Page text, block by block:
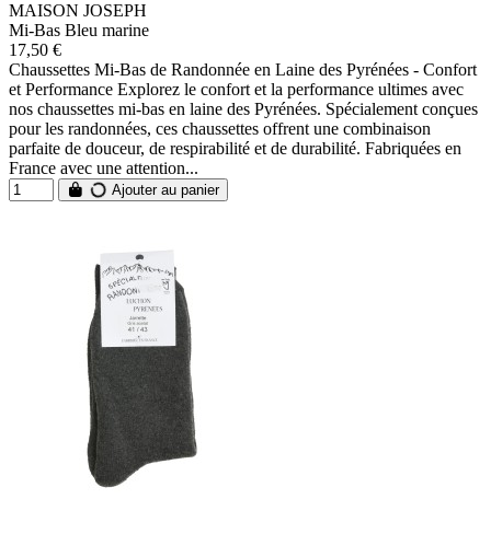
MAISON JOSEPH
Mi-Bas Bleu marine
17,50 €
Chaussettes Mi-Bas de Randonnée en Laine des Pyrénées - Confort
et Performance Explorez le confort et la performance ultimes avec
nos chaussettes mi-bas en laine des Pyrénées. Spécialement conçues
pour les randonnées, ces chaussettes offrent une combinaison
parfaite de douceur, de respirabilité et de durabilité. Fabriquées en
France avec une attention...
Ajouter au panier